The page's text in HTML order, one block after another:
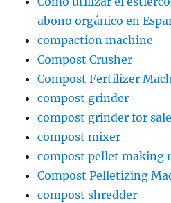
abono orgánico en
compaction machine
Compost Crusher
Compost Fertilizer
compost grinder
compost grinder for sale
compost mixer
compost pellet making
Compost Pelletizing
compost shredder